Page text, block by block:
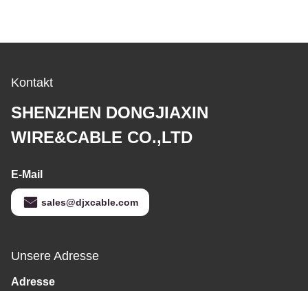
Kontakt
SHENZHEN DONGJIAXIN
WIRE&CABLE CO.,LTD
E-Mail
sales@djxcable.com
Unsere Adresse
Adresse